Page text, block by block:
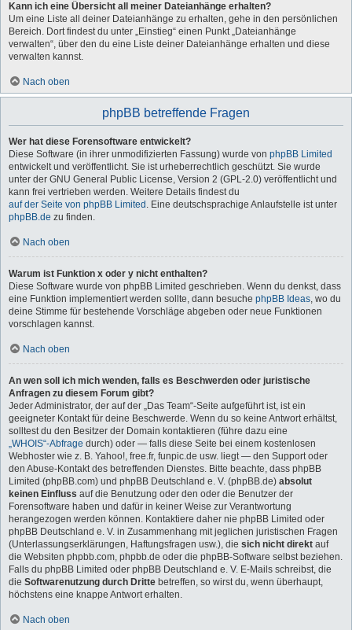
Kann ich eine Übersicht all meiner Dateianhänge erhalten?
Um eine Liste all deiner Dateianhänge zu erhalten, gehe in den persönlichen
Bereich. Dort findest du unter „Einstieg“ einen Punkt „Dateianhänge
verwalten“, über den du eine Liste deiner Dateianhänge erhalten und diese
verwalten kannst.
Nach oben
phpBB betreffende Fragen
Wer hat diese Forensoftware entwickelt?
Diese Software (in ihrer unmodifizierten Fassung) wurde von phpBB Limited
entwickelt und veröffentlicht. Sie ist urheberrechtlich geschützt. Sie wurde
unter der GNU General Public License, Version 2 (GPL-2.0) veröffentlicht und
kann frei vertrieben werden. Weitere Details findest du
auf der Seite von phpBB Limited . Eine deutschsprachige Anlaufstelle ist unter
phpBB.de zu finden.
Nach oben
Warum ist Funktion x oder y nicht enthalten?
Diese Software wurde von phpBB Limited geschrieben. Wenn du denkst, dass
eine Funktion implementiert werden sollte, dann besuche phpBB Ideas, wo du
deine Stimme für bestehende Vorschläge abgeben oder neue Funktionen
vorschlagen kannst.
Nach oben
An wen soll ich mich wenden, falls es Beschwerden oder juristische
Anfragen zu diesem Forum gibt?
Jeder Administrator, der auf der „Das Team“-Seite aufgeführt ist, ist ein
geeigneter Kontakt für deine Beschwerde. Wenn du so keine Antwort erhältst,
solltest du den Besitzer der Domain kontaktieren (führe dazu eine
„WHOIS“-Abfrage durch) oder — falls diese Seite bei einem kostenlosen
Webhoster wie z. B. Yahoo!, free.fr, funpic.de usw. liegt — den Support oder
den Abuse-Kontakt des betreffenden Dienstes. Bitte beachte, dass phpBB
Limited (phpBB.com) und phpBB Deutschland e. V. (phpBB.de) absolut
keinen Einfluss auf die Benutzung oder den oder die Benutzer der
Forensoftware haben und dafür in keiner Weise zur Verantwortung
herangezogen werden können. Kontaktiere daher nie phpBB Limited oder
phpBB Deutschland e. V. in Zusammenhang mit jeglichen juristischen Fragen
(Unterlassungserklärungen, Haftungsfragen usw.), die sich nicht direkt auf
die Websiten phpbb.com, phpbb.de oder die phpBB-Software selbst beziehen.
Falls du phpBB Limited oder phpBB Deutschland e. V. E-Mails schreibst, die
die Softwarenutzung durch Dritte betreffen, so wirst du, wenn überhaupt,
höchstens eine knappe Antwort erhalten.
Nach oben